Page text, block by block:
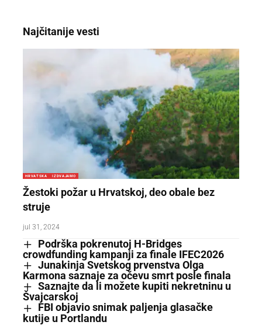
Najčitanije vesti
HRVATSKA IZDVAJAMO
Žestoki požar u Hrvatskoj, deo obale bez
struje
jul 31, 2024
Podrška pokrenutoj H-Bridges
crowdfunding kampanji za finale IFEC2026
Junakinja Svetskog prvenstva Olga
Karmona saznaje za očevu smrt posle finala
Saznajte da li možete kupiti nekretninu u
Švajcarskoj
FBI objavio snimak paljenja glasačke
kutije u Portlandu